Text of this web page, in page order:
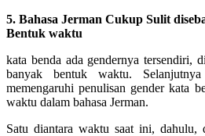
5. Bahasa Jerman Cukup Sulit
Bentuk waktu
kata benda ada gendernya tersendiri,
banyak bentuk waktu.
memengaruhi penulisan gender kata
waktu dalam bahasa Jerman.
Satu diantara waktu saat ini, dahulu,